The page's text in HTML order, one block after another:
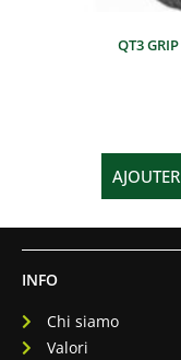
QT3
INFO
Chi siamo
Valori